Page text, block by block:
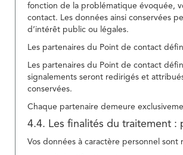
fonction de la problématique évoquée,
contact. Les données ainsi conservées
d’intérêt public ou légales.
Les partenaires du Point de contact
Les partenaires du Point de contact
signalements seront redirigés et
conservées.
Chaque partenaire demeure
4.4. Les finalités du traitement
Vos données à caractère personnel sont